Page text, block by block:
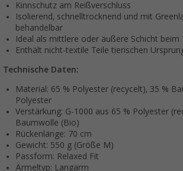
Kinnschutz am Reißverschluss
Isolierend, schnelltrocknend und mit
behandelbar
Ideal als mittlere oder äußere Schicht beim
Enthält nicht-textile Teile tierischen
Technische Daten:
Material: 65 % Polyester (recycelt), 35 %
Polyester
Verstärkung: G-1000 aus 65 % Polyester
Baumwolle (Bio)
Rückenlänge: 70 cm
Gewicht: 550 g (Größe M)
Passform: Relaxed Fit
Ärmeltyp: Langarm